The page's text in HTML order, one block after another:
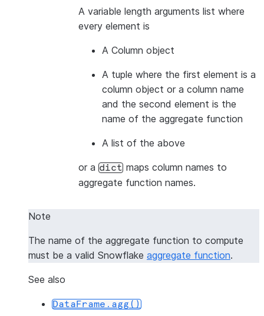
A variable length arguments list where
every element is
A Column object
A tuple where the first element is a
column object or a column name
and the second element is the
name of the aggregate function
A list of the above
or a dict maps column names to
aggregate function names.
Note
The name of the aggregate function to compute
must be a valid Snowflake aggregate function.
See also
DataFrame.agg()